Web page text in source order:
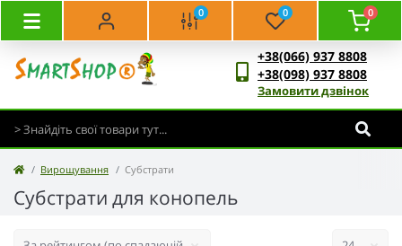
0 0 0
+38(066) 937 8808
+38(098) 937 8808
Замовити дзвінок
Вирощування Субстрати
Субстрати для конопель